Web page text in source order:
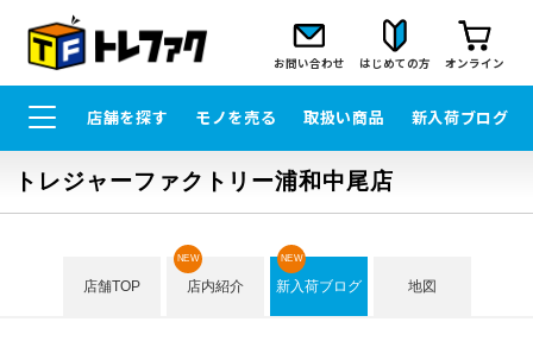
お問い合わせ はじめての方 オンライン
店舗を探す モノを売る 取扱い商品 新入荷ブログ
トレジャーファクトリー浦和中尾店
店舗TOP 店内紹介
NEW
新入荷ブログ
NEW
地図